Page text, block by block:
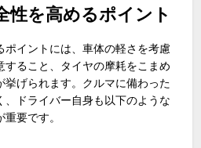
性を高めるポイント
ポイントには、車体の軽さを考慮
すること、タイヤの摩耗をこまめ
挙げられます。クルマに備わった
、ドライバー自身も以下のような
要です。